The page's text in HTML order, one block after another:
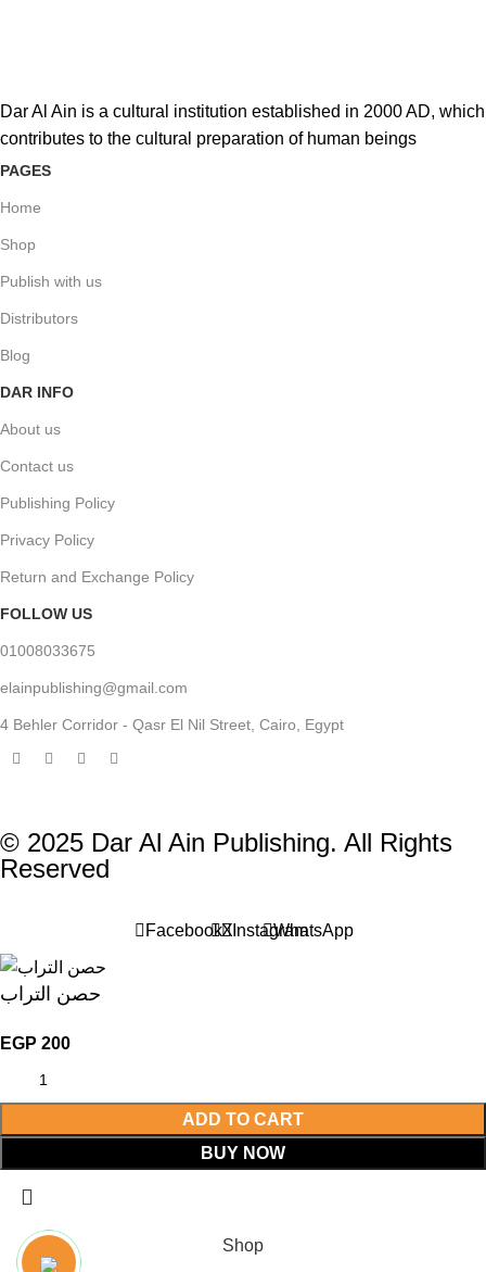
Dar Al Ain is a cultural institution established in 2000 AD, which
contributes to the cultural preparation of human beings
PAGES
Home
Shop
Publish with us
Distributors
Blog
DAR INFO
About us
Contact us
Publishing Policy
Privacy Policy
Return and Exchange Policy
FOLLOW US
01008033675
elainpublishing@gmail.com
4 Behler Corridor - Qasr El Nil Street, Cairo, Egypt
© 2025 Dar Al Ain Publishing. All Rights
Reserved
FacebookX InstagramWhatsApp
حصن التراب
EGP 200
ADD TO CART
BUY NOW
Shop